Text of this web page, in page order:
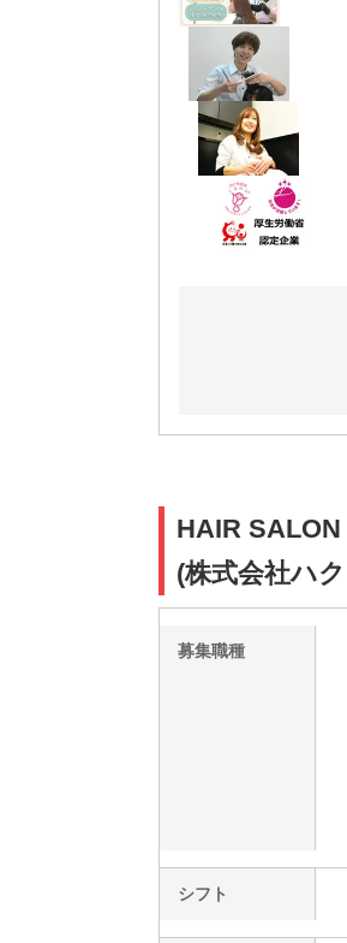
HAIR
(株式会社ハ
募集職種
シフト